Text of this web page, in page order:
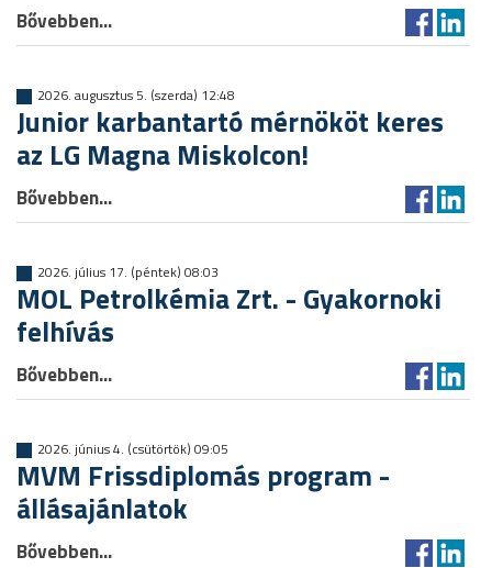
Bővebben...
2026. augusztus 5. (szerda) 12:48
Junior karbantartó mérnököt keres
az LG Magna Miskolcon!
Bővebben...
2026. július 17. (péntek) 08:03
MOL Petrolkémia Zrt. - Gyakornoki
felhívás
Bővebben...
2026. június 4. (csütörtök) 09:05
MVM Frissdiplomás program -
állásajánlatok
Bővebben...